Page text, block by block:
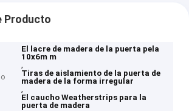
Producto
El lacre de madera de la puerta pela
10x6m m
,
Tiras de aislamiento de la puerta de
madera de la forma irregular
,
El caucho Weatherstrips para la
puerta de madera